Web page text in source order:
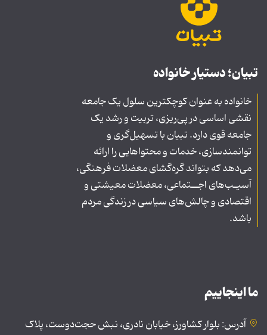
تبیان؛ دستیار خانواده
خانواده به عنوان کوچکترین سلول یک جامعه
نقشی اساسی در پی‌ریزی، تربیت و رشد یک
جامعه قوی دارد. تبیان با تسهیل‌گری و
توانمندسازی، خدمات و محتواهایی را ارائه
می‌دهد که بتواند گره‌گشای معضلات فرهنگی،
آسیـب‌های اجــتماعی، معضلات معیشتی و
اقتصادی و چالش‌های سیاسی در زندگی مردم
باشد.
ما اینجاییم
آدرس: بلوار کشاورز، خیابان نادری، نبش حجت‌دوست، پلاک